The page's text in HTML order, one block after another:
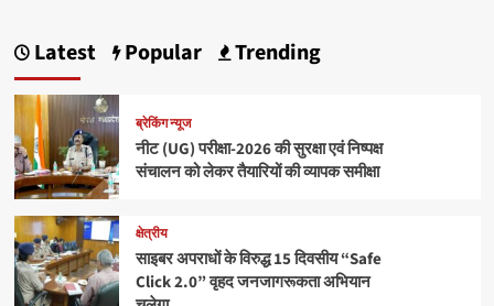
Latest Popular Trending
ब्रेकिंग न्यूज
नीट (UG) परीक्षा-2026 की सुरक्षा एवं निष्पक्ष
संचालन को लेकर तैयारियों की व्यापक समीक्षा
क्षेत्रीय
साइबर अपराधों के विरुद्ध 15 दिवसीय “Safe
Click 2.0” वृहद जनजागरूकता अभियान